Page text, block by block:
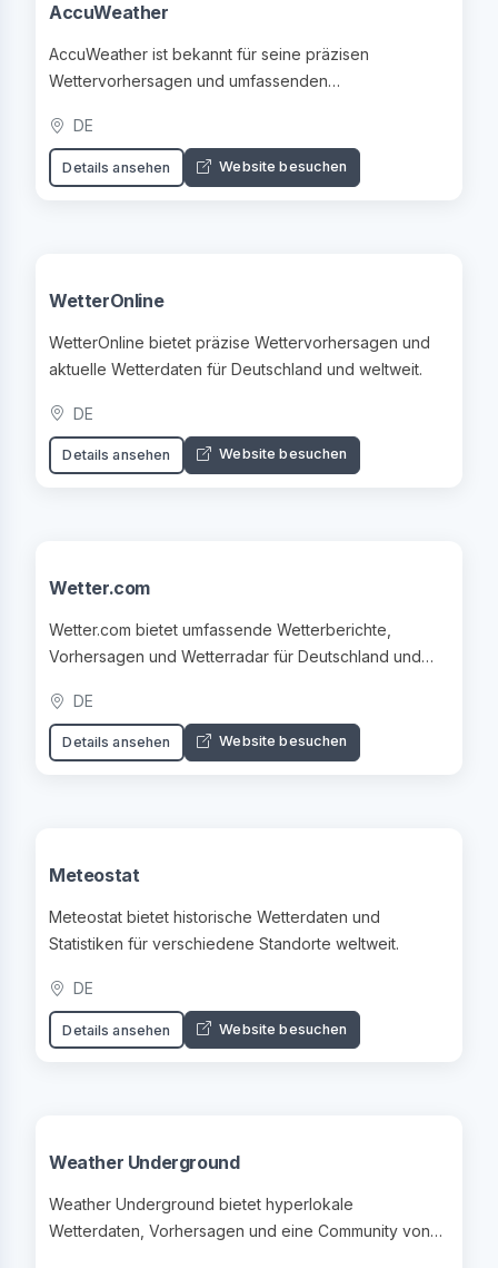
AccuWeather
AccuWeather ist bekannt für seine präzisen
Wettervorhersagen und umfassenden
DE
Details ansehen Website besuchen
WetterOnline
WetterOnline bietet präzise Wettervorhersagen und
aktuelle Wetterdaten für Deutschland und weltweit.
DE
Details ansehen Website besuchen
Wetter.com
Wetter.com bietet umfassende Wetterberichte,
Vorhersagen und Wetterradar für Deutschland und
DE
Details ansehen Website besuchen
Meteostat
Meteostat bietet historische Wetterdaten und
Statistiken für verschiedene Standorte weltweit.
DE
Details ansehen Website besuchen
Weather Underground
Weather Underground bietet hyperlokale
Wetterdaten, Vorhersagen und eine Community von